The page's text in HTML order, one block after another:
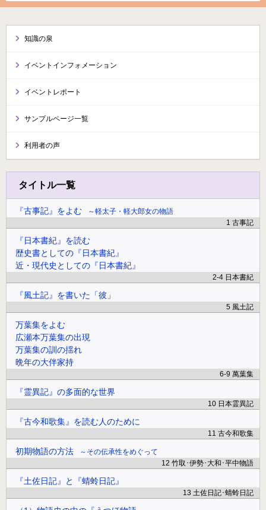
知識の泉
イベントインフォメーション
イベントレポート
サンプルページ一覧
利用者の声
タイトル一覧
『古事記』をよむ
軽太子・軽大郎女の物語
1 古事記
『日本書紀』を読む
歴史書としての『日本書紀』
近・現代史としての『日本書紀』
2-4 日本書紀
『風土記』を書いた「彼」
5 風土記
万葉集をよむ
広瀬本万葉集の出現
万葉集の訓の揺れ
晩年の大伴家持
6-9 萬葉集
『霊異記』の多面的な世界
10 日本霊異記
『古今和歌集』を読む人のために
11 古今和歌集
初期物語の方法
その伝承性をめぐって
12 竹取･伊勢･大和･平中物語
『土佐日記』と『蜻蛉日記』
13 土佐日記･蜻蛉日記